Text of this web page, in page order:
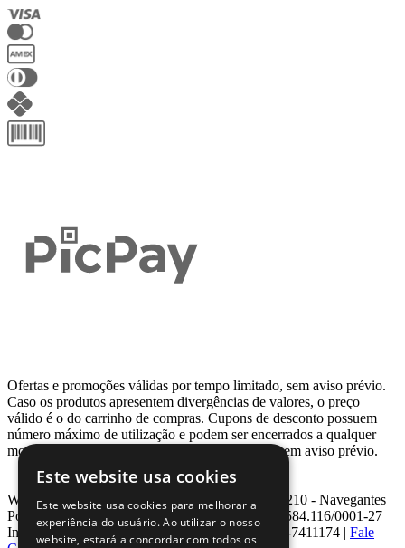
Ofertas e promoções válidas por tempo limitado, sem aviso prévio.
Caso os produtos apresentem divergências de valores, o preço
válido é o do carrinho de compras. Cupons de desconto possuem
número máximo de utilização e podem ser encerrados a qualquer
momento, de acordo com sua disponibilidade e sem aviso prévio.
Webcontinental LTDA | Travessa Venezuela, Nº 210 - Navegantes |
Porto Alegre - RS - CEP: 90.240-220 CNPJ: 08.584.116/0001-27
Inscrição Estadual: 0963171399 | Telefone: 0800-7411174 | Fale
Este website usa cookies
Este website usa cookies para melhorar a
experiência do usuário. Ao utilizar o nosso
website, estará a concordar com todos os